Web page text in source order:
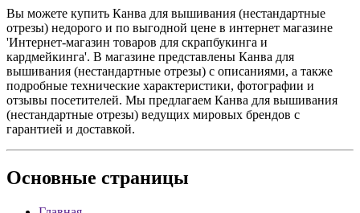
Вы можете купить Канва для вышивания (нестандартные
отрезы) недорого и по выгодной цене в интернет магазине
'Интернет-магазин товаров для скрапбукинга и
кардмейкинга'. В магазине представлены Канва для
вышивания (нестандартные отрезы) с описаниями, а также
подробные технические характеристики, фотографии и
отзывы посетителей. Мы предлагаем Канва для вышивания
(нестандартные отрезы) ведущих мировых брендов с
гарантией и доставкой.
Основные страницы